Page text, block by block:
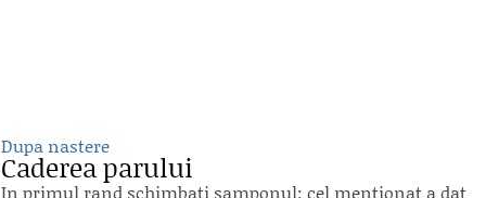
Dupa nastere
Caderea parului
In primul rand schimbati samponul: cel mentionat a dat